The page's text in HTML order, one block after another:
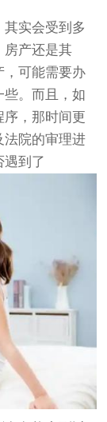
实会受到多
房产还是其
，可能需要办
些。而且，如
序，那时间更
法院的审理进
遇到了